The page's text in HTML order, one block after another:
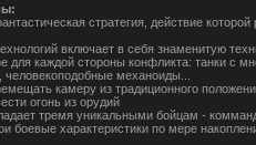
стратегия, действие
включает в себя знаменитую
для каждой стороны конфликта: танки с
механоиды...
камеру из традиционного
огонь из орудий
тремя уникальными бойцам -
боевые характеристики по мере